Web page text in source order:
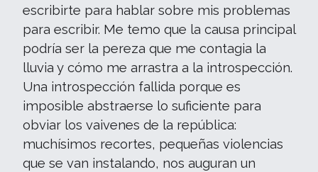
escribirte para hablar sobre mis problemas
para escribir. Me temo que la causa principal
podría ser la pereza que me contagia la
lluvia y cómo me arrastra a la introspección.
Una introspección fallida porque es
imposible abstraerse lo suficiente para
obviar los vaivenes de la república:
muchísimos recortes, pequeñas violencias
que se van instalando, nos auguran un